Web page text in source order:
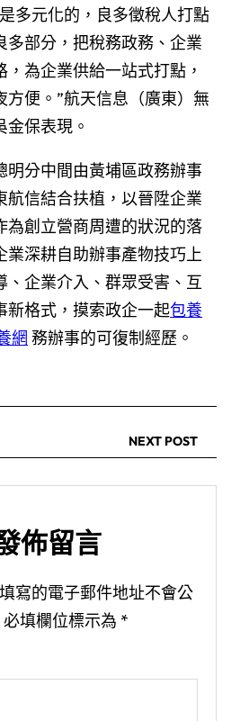
多元化的，良多徵稅人打點
多部分，把稅務政務、企業
為企業供給一站式打點，
方便。”航天信息（廣東）無
金保表現。
明分中間由黃埔區政務辦事
航信結合扶植，以晉陞企業
為創立營商周遭的狀況的落
業深耕自助辦事產物技巧上
、企業介入、群眾受害、互
新格式，摸索政企一起包養
網 務辦事的可復制經歷。
NEXT POST
佈留言
寫的電子郵件地址不會公
必填欄位標示為 *